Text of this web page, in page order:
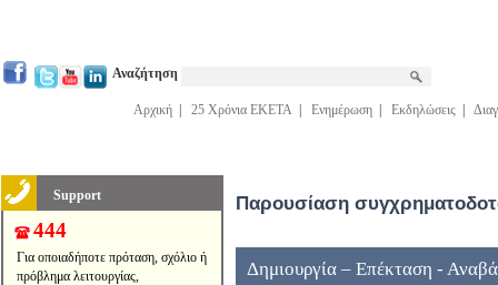
Αναζήτηση
Αρχική 25 Χρόνια ΕΚΕΤΑ Ενημέρωση Εκδηλώσεις
Support
444
Για οποιαδήποτε πρόταση, σχόλιο ή
πρόβλημα λειτουργίας,
Παρουσίαση
Δημιουργία – Επέκταση -